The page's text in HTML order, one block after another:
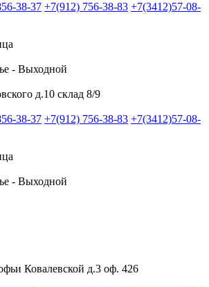
38-37 +7(912) 756-38-83 +7(3412)57-08-
- Выходной
д.10 склад 8/9
38-37 +7(912) 756-38-83 +7(3412)57-08-
- Выходной
Ковалевской д.3 оф. 426